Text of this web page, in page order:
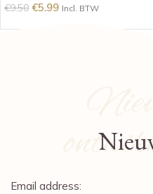
€9.50 €5.99 Incl. BTW
Email address: